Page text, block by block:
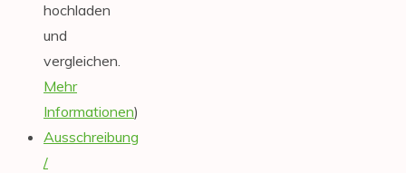
hochladen
und
vergleichen.
Mehr
Informationen)
Ausschreibung
/